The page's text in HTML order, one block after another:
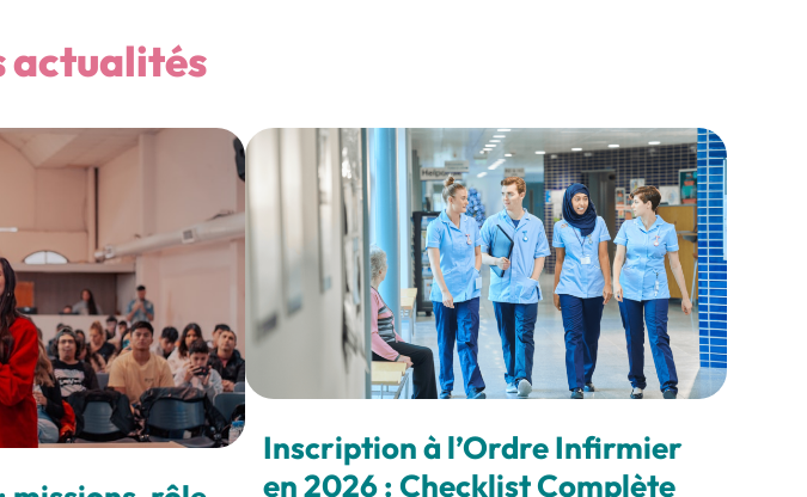
actualités
Inscription à l’Ordre Infirmier
en 2026 : Checklist Complète